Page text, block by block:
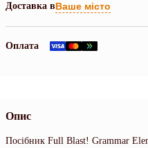
Доставка вВаше місто
Оплата
Опис
Посібник Full Blast! Grammar